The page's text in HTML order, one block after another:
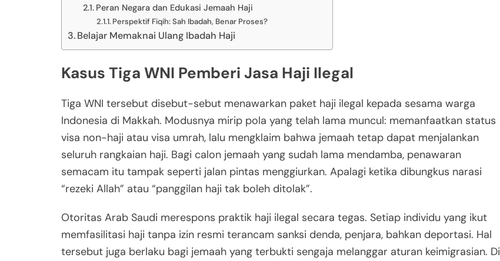
Peran Negara dan Edukasi Jemaah Haji
Perspektif Fiqih: Sah Ibadah, Benar Proses?
Belajar Memaknai Ulang Ibadah Haji
Kasus Tiga WNI Pemberi Jasa Haji Ilegal
Tiga WNI tersebut disebut-sebut menawarkan paket haji ilegal kepada sesama warga
Indonesia di Makkah. Modusnya mirip pola yang telah lama muncul: memanfaatkan status
visa non-haji atau visa umrah, lalu mengklaim bahwa jemaah tetap dapat menjalankan
seluruh rangkaian haji. Bagi calon jemaah yang sudah lama mendamba, penawaran
semacam itu tampak seperti jalan pintas menggiurkan. Apalagi ketika dibungkus narasi
“rezeki Allah” atau “panggilan haji tak boleh ditolak”.
Otoritas Arab Saudi merespons praktik haji ilegal secara tegas. Setiap individu yang ikut
memfasilitasi haji tanpa izin resmi terancam sanksi denda, penjara, bahkan deportasi. Hal
tersebut juga berlaku bagi jemaah yang terbukti sengaja melanggar aturan keimigrasian. Di